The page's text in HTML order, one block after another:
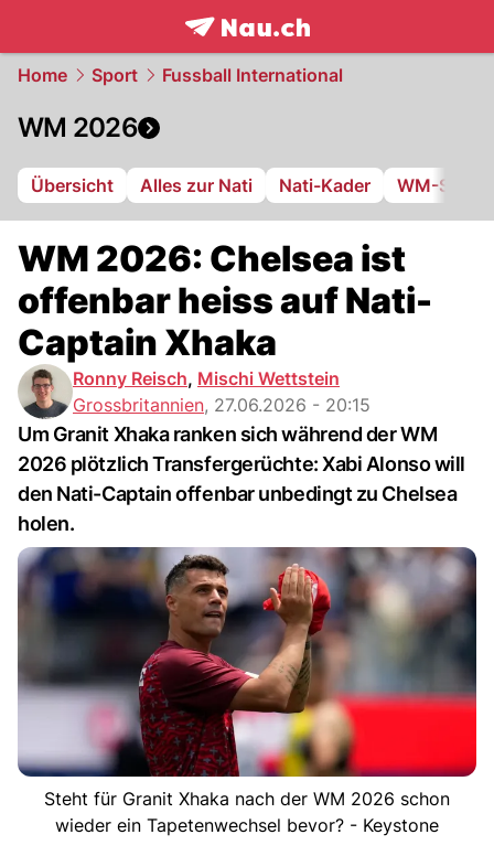
frontpage.NAU.ch
Home Sport Fussball International
WM 2026
Übersicht Alles zur Nati Nati-Kader WM-
WM 2026: Chelsea ist
offenbar heiss auf Nati-
Captain Xhaka
Ronny Reisch, Mischi Wettstein
Grossbritannien, 27.06.2026 - 20:15
Um Granit Xhaka ranken sich während der WM
2026 plötzlich Transfergerüchte: Xabi Alonso will
den Nati-Captain offenbar unbedingt zu Chelsea
holen.
Steht für Granit Xhaka nach der WM 2026 schon
wieder ein Tapetenwechsel bevor? - Keystone